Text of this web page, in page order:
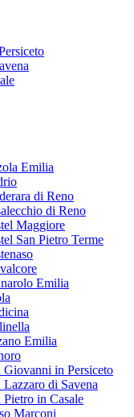
Emilia
di Reno
di Reno
Maggiore
San Pietro Terme
Emilia
Emilia
Giovanni in Persiceto
di Savena
in Casale
Marconi